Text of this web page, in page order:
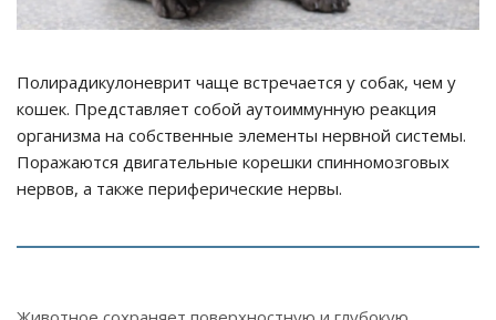
Полирадикулоневрит чаще встречается у собак, чем у
кошек. Представляет собой аутоиммунную реакция
организма на собственные элементы нервной системы.
Поражаются двигательные корешки спинномозговых
нервов, а также периферические нервы.